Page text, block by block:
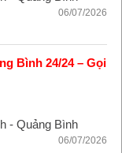
06/07/2026
Bình 24/24 – Gọi
- Quảng Bình
06/07/2026